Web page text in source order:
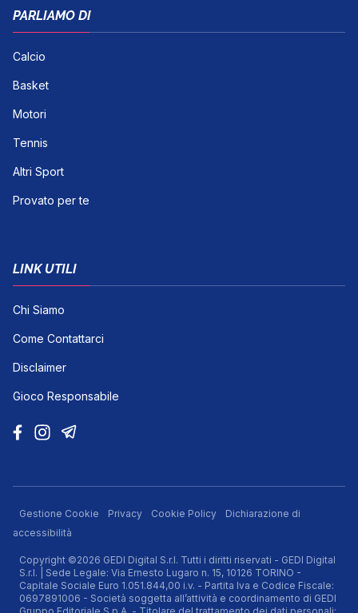
PARLIAMO DI
Calcio
Basket
Motori
Tennis
Altri Sport
Provato per te
LINK UTILI
Chi Siamo
Come Contattarci
Disclaimer
Gioco Responsabile
Gestione Cookie Privacy Cookie Policy
Dichiarazione di
accessibilità
Copyright ©2026 GEDI Digital S.r.l. Tutti i diritti riservati - GEDI Digital
S.r.l. | Sede Legale: Via Ernesto Lugaro n. 15, 10126 TORINO -
Capitale Sociale Euro 1.051.844,00 i.v. - Partita Iva e Codice Fiscale:
0697891006 - Società soggetta all’attività e coordinamento di GEDI